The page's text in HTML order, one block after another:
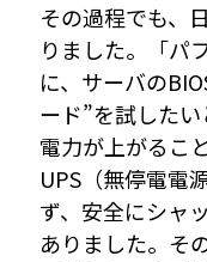
その過程でも、
りました。「パ
に、サーバの
ード”を試した
電力が上がるこ
UPS（無停電電
ず、安全にシャ
ありました。そ